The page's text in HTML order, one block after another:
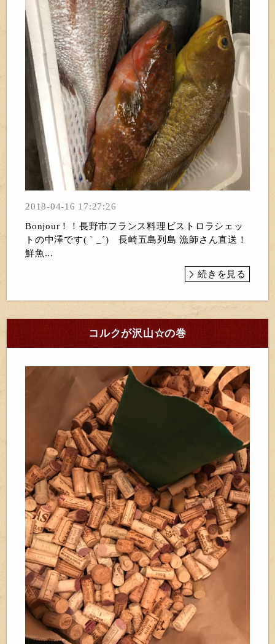
2018-04-16 17:27:26
Bonjour！！長野市フランス料理ビストロラシェッ
トの中澤です(｀_´)ゞ長崎五島列島 漁師さん直送！
鮮魚...
続きを見る
コルクが沢山☆の巻